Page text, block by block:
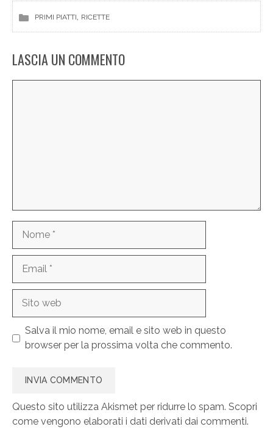
PRIMI PIATTI, RICETTE
LASCIA UN COMMENTO
web
Salva il mio nome, email e sito web in questo
browser per la prossima volta che commento.
Questo sito utilizza Akismet per ridurre lo spam. Scopri
come vengono elaborati i dati derivati dai commenti.